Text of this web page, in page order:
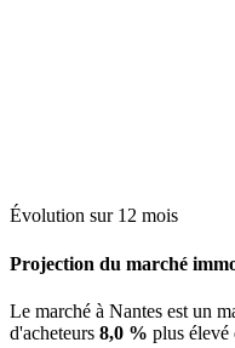
Évolution sur 12 mois
Projection du marché
Le marché à Nantes est un
d'acheteurs 8,0 % plus élevé